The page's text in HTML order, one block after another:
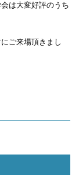
は大変好評のうち
ご来場頂きまし